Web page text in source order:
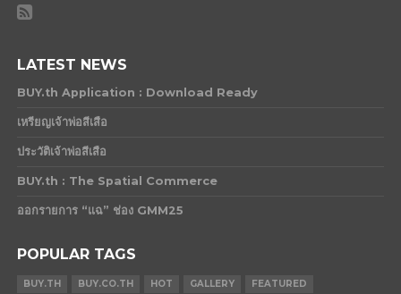
LATEST NEWS
BUY.th Application : Download Ready
เหรียญเจ้าพ่อสีเสือ
ประวัติเจ้าพ่อสีเสือ
BUY.th : The Spatial Commerce
ออกรายการ “แฉ” ช่อง GMM25
POPULAR TAGS
BUY.TH BUY.CO.TH HOT GALLERY FEATURED